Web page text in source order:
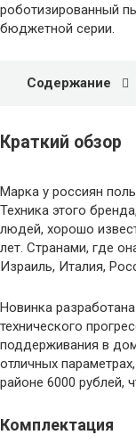
роботизированный
бюджетной серии.
Содержание
Краткий обзор
Марка у россиян
Техника этого
людей, хорошо
лет. Странами, где
Израиль, Италия,
Новинка
технического
поддерживания в
отличных
районе 6000 рублей,
Комплектация